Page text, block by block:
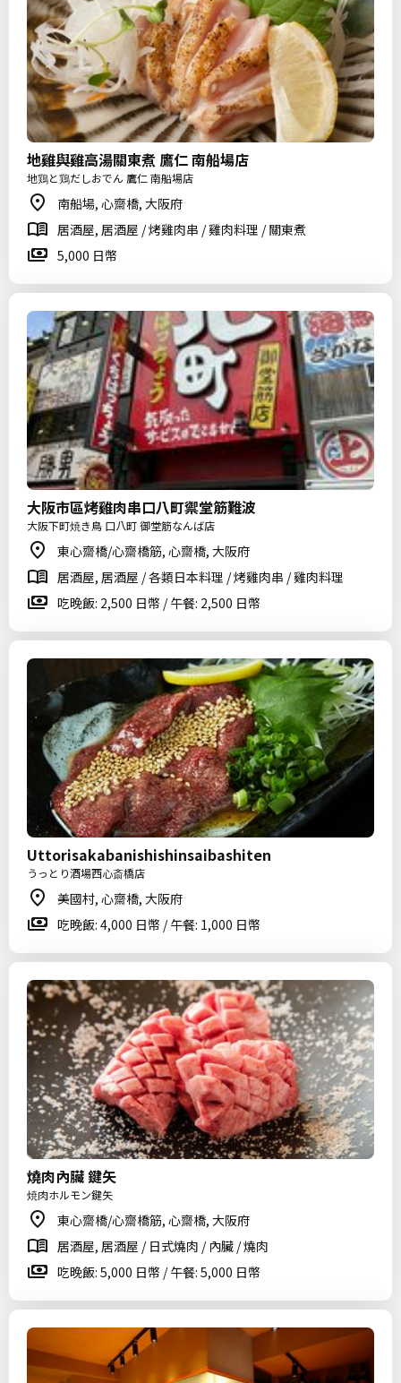
地雞與雞高湯關東煮 鷹仁 南船場店
地鶏と鶏だしおでん 鷹仁 南船場店
南船場, 心齋橋, 大阪府
居酒屋, 居酒屋 / 烤雞肉串 / 雞肉料理 / 關東煮
5,000 日幣
大阪市區烤雞肉串口八町禦堂筋難波
大阪下町焼き鳥 口八町 御堂筋なんば店
東心齋橋/心齋橋筋, 心齋橋, 大阪府
居酒屋, 居酒屋 / 各類日本料理 / 烤雞肉串 / 雞肉料理
吃晚飯: 2,500 日幣 / 午餐: 2,500 日幣
Uttorisakabanishishinsaibashiten
うっとり酒場西心斎橋店
美國村, 心齋橋, 大阪府
吃晚飯: 4,000 日幣 / 午餐: 1,000 日幣
燒肉內臟 鍵矢
焼肉ホルモン鍵矢
東心齋橋/心齋橋筋, 心齋橋, 大阪府
居酒屋, 居酒屋 / 日式燒肉 / 內臟 / 燒肉
吃晚飯: 5,000 日幣 / 午餐: 5,000 日幣